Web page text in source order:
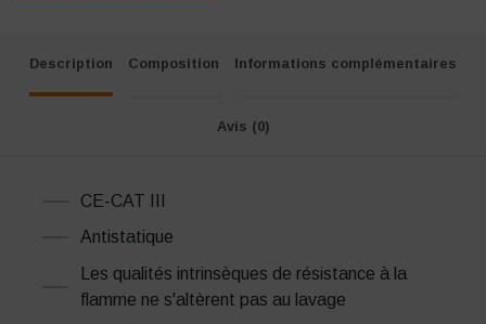
Description Composition Informations complémentaires
Avis (0)
CE-CAT III
Antistatique
Les qualités intrinsèques de résistance à la
flamme ne s'altèrent pas au lavage